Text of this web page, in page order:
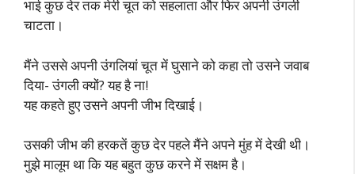
भाई कुछ देर तक मेरी चूत को सहलाता और फिर अपनी उंगली
चाटता।
मैंने उससे अपनी उंगलियां चूत में घुसाने को कहा तो उसने जवाब
दिया- उंगली क्यों? यह है ना!
यह कहते हुए उसने अपनी जीभ दिखाई।
उसकी जीभ की हरकतें कुछ देर पहले मैंने अपने मुंह में देखी थी।
मुझे मालूम था कि यह बहुत कुछ करने में सक्षम है।